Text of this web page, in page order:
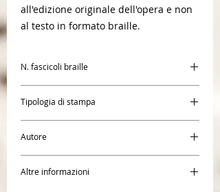
all'edizione originale dell'opera e non
al testo in formato braille.
N. fascicoli braille
Tipologia di stampa
Autore
Altre informazioni